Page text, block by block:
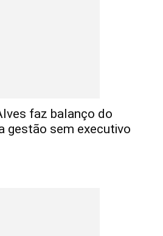
faz balanço do
gestão sem executivo